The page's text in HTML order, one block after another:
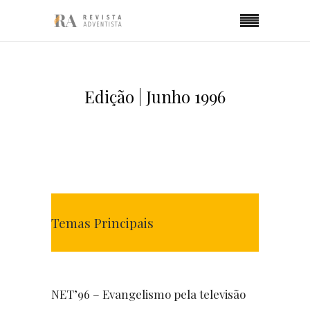
Edição | Junho 1996
Temas Principais
NET’96 – Evangelismo pela televisão